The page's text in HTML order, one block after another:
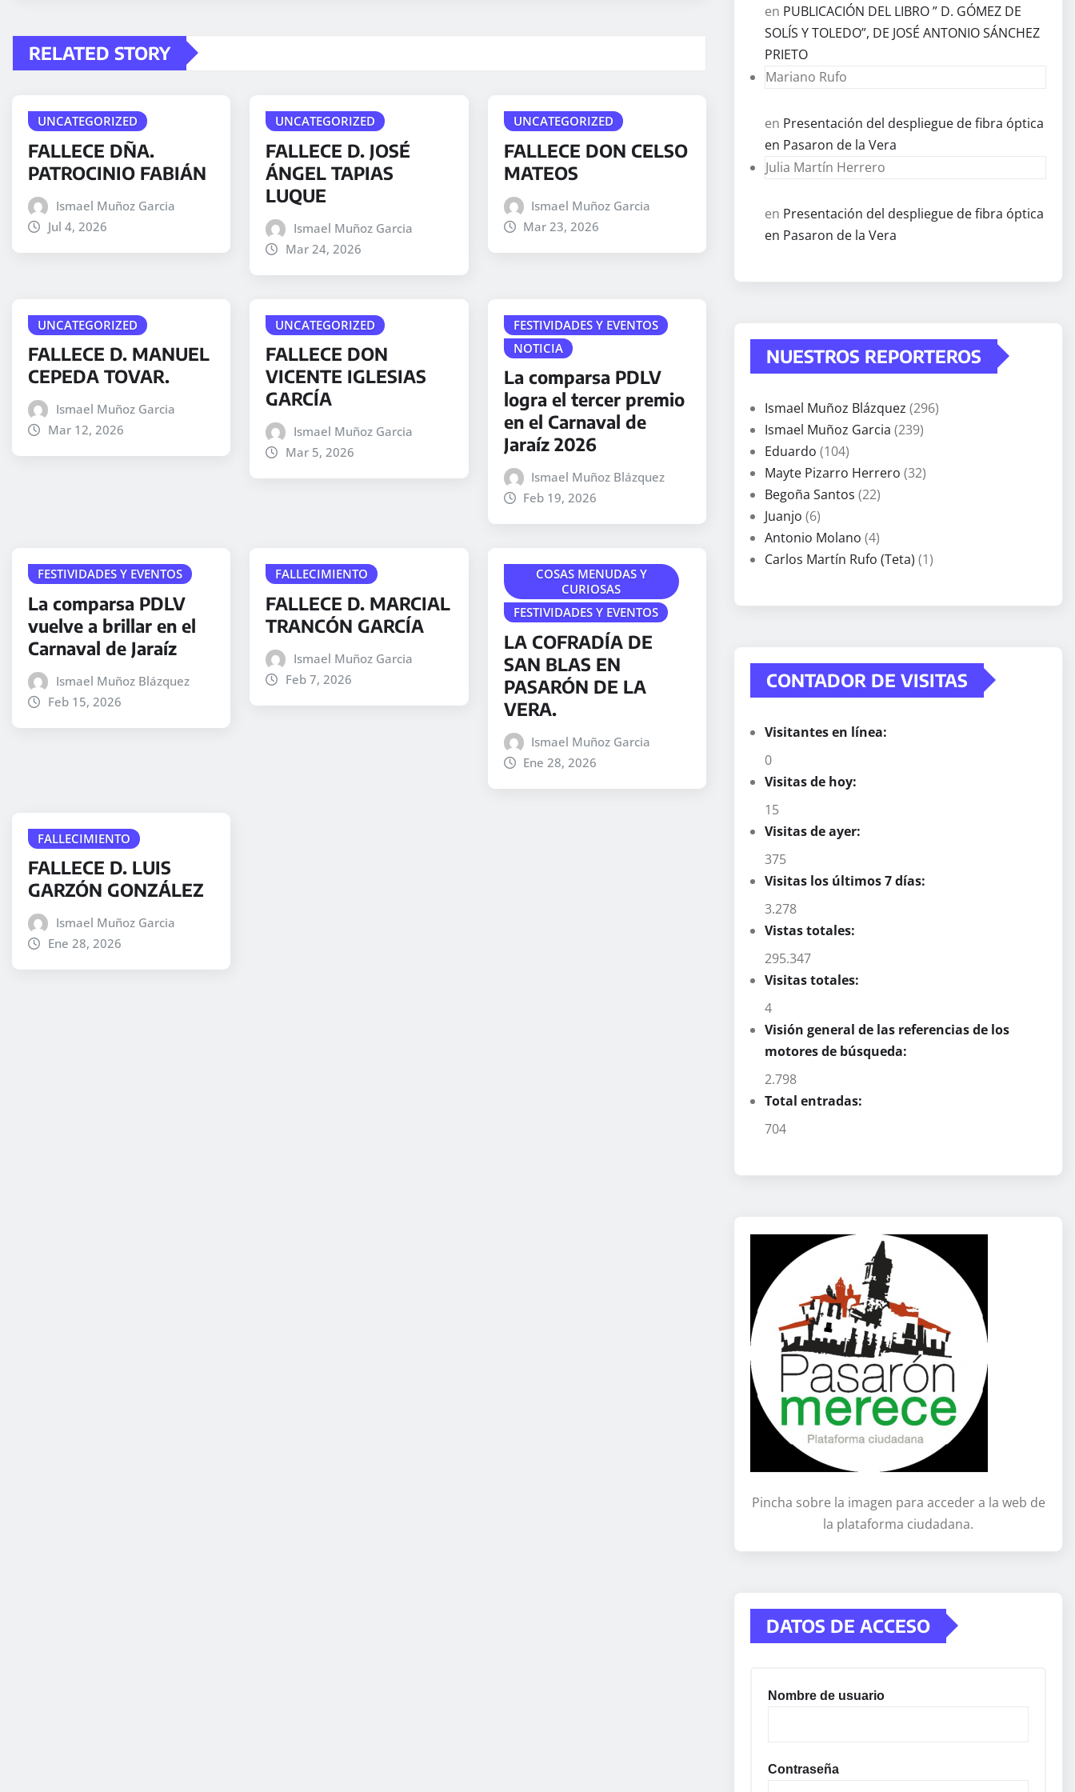
RELATED STORY
UNCATEGORIZED
FALLECE DÑA.
PATROCINIO FABIÁN
Ismael Muñoz Garcia
Jul 4, 2026
UNCATEGORIZED
FALLECE D. JOSÉ
ÁNGEL TAPIAS
LUQUE
Ismael Muñoz Garcia
Mar 24, 2026
UNCATEGORIZED
FALLECE DON CELSO
MATEOS
Ismael Muñoz Garcia
Mar 23, 2026
UNCATEGORIZED
FALLECE D. MANUEL
CEPEDA TOVAR.
Ismael Muñoz Garcia
Mar 12, 2026
UNCATEGORIZED
FALLECE DON
VICENTE IGLESIAS
GARCÍA
Ismael Muñoz Garcia
Mar 5, 2026
FESTIVIDADES Y EVENTOS
NOTICIA
La comparsa PDLV
logra el tercer premio
en el Carnaval de
Jaraíz 2026
Ismael Muñoz Blázquez
Feb 19, 2026
FESTIVIDADES Y EVENTOS
La comparsa PDLV
vuelve a brillar en el
Carnaval de Jaraíz
Ismael Muñoz Blázquez
Feb 15, 2026
FALLECIMIENTO
FALLECE D. MARCIAL
TRANCÓN GARCÍA
Ismael Muñoz Garcia
Feb 7, 2026
COSAS MENUDAS Y
CURIOSAS
FESTIVIDADES Y EVENTOS
LA COFRADÍA DE
SAN BLAS EN
PASARÓN DE LA
VERA.
Ismael Muñoz Garcia
Ene 28, 2026
FALLECIMIENTO
FALLECE D. LUIS
GARZÓN GONZÁLEZ
Ismael Muñoz Garcia
Ene 28, 2026
en PUBLICACIÓN DEL LIBRO ” D. GÓMEZ DE
SOLÍS Y TOLEDO”, DE JOSÉ ANTONIO SÁNCHEZ
PRIETO
Mariano Rufo
en Presentación del despliegue de fibra óptica
en Pasaron de la Vera
Julia Martín Herrero
en Presentación del despliegue de fibra óptica
en Pasaron de la Vera
NUESTROS REPORTEROS
Ismael Muñoz Blázquez (296)
Ismael Muñoz Garcia (239)
Eduardo (104)
Mayte Pizarro Herrero (32)
Begoña Santos (22)
Juanjo (6)
Antonio Molano (4)
Carlos Martín Rufo (Teta) (1)
CONTADOR DE VISITAS
Visitantes en línea:
0
Visitas de hoy:
15
Visitas de ayer:
375
Visitas los últimos 7 días:
3.278
Vistas totales:
295.347
Visitas totales:
4
Visión general de las referencias de los
motores de búsqueda:
2.798
Total entradas:
704
Pincha sobre la imagen para acceder a la web de
la plataforma ciudadana.
DATOS DE ACCESO
Nombre de usuario
Contraseña